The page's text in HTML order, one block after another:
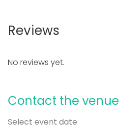
Hot tub / Jacuzzi
Dinnerware
Wedding
Dinner / Lunch
Reviews
No reviews yet.
Contact the venue
Select event date